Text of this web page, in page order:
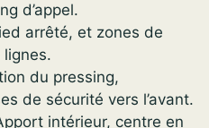
d’appel.
arrêté, et zones de
du pressing,
de sécurité vers l’avant.
intérieur, centre en